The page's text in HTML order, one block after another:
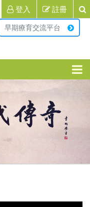
登入 註冊
早期療育交流平台